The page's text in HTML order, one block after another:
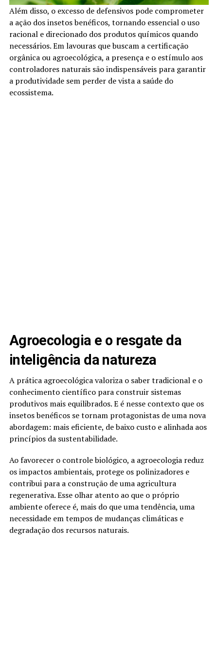
Além disso, o excesso de defensivos pode comprometer
a ação dos insetos benéficos, tornando essencial o uso
racional e direcionado dos produtos químicos quando
necessários. Em lavouras que buscam a certificação
orgânica ou agroecológica, a presença e o estímulo aos
controladores naturais são indispensáveis para garantir
a produtividade sem perder de vista a saúde do
ecossistema.
Agroecologia e o resgate da
inteligência da natureza
A prática agroecológica valoriza o saber tradicional e o
conhecimento científico para construir sistemas
produtivos mais equilibrados. E é nesse contexto que os
insetos benéficos se tornam protagonistas de uma nova
abordagem: mais eficiente, de baixo custo e alinhada aos
princípios da sustentabilidade.
Ao favorecer o controle biológico, a agroecologia reduz
os impactos ambientais, protege os polinizadores e
contribui para a construção de uma agricultura
regenerativa. Esse olhar atento ao que o próprio
ambiente oferece é, mais do que uma tendência, uma
necessidade em tempos de mudanças climáticas e
degradação dos recursos naturais.